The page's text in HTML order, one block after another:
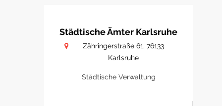
Städtische Ämter Karlsruhe
Zähringerstraße 61, 76133
Karlsruhe
Städtische Verwaltung